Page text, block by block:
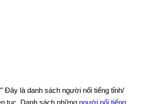
Đây là danh sách người nổi tiếng tỉnh/
tục. Danh sách những người nổi tiếng